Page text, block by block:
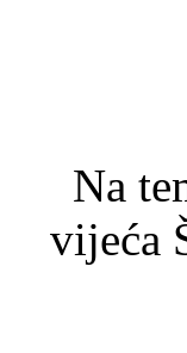
Na
vijeća